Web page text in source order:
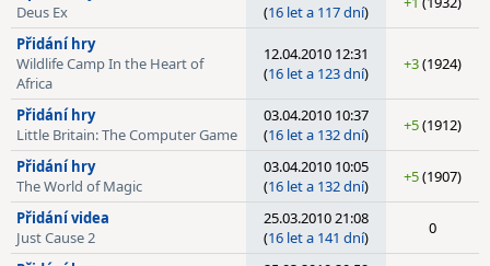
Deus Ex
(16 let a 117 dní)
Přidání hry
Wildlife Camp In the Heart of
Africa
12.04.2010 12:31
(16 let a 123 dní) +3(1924)
Přidání hry
Little Britain: The Computer Game
03.04.2010 10:37
(16 let a 132 dní) +5(1912)
Přidání hry
The World of Magic
03.04.2010 10:05
(16 let a 132 dní) +5(1907)
Přidání videa
Just Cause 2
25.03.2010 21:08
(16 let a 141 dní) 0